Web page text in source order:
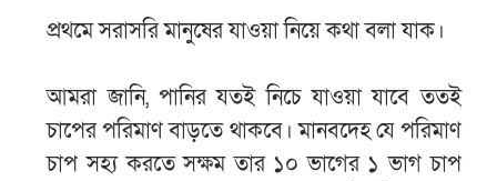
প্রথমে সরাসরি মানুষের যাওয়া নিয়ে কথা বলা যাক।
আমরা জানি, পানির যতই নিচে যাওয়া যাবে ততই
চাপের পরিমাণ বাড়তে থাকবে। মানবদেহ যে পরিমাণ
চাপ সহ্য করতে সক্ষম তার ১০ ভাগের ১ ভাগ চাপ